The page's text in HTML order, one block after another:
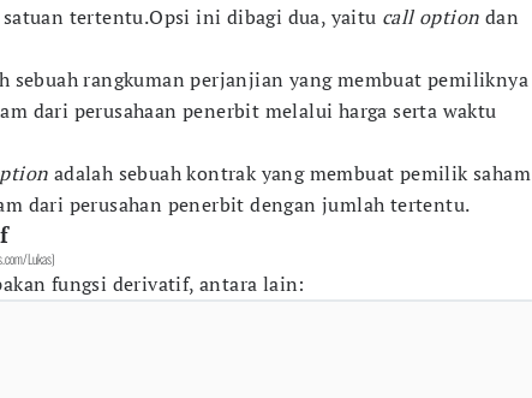
tertentu.Opsi ini dibagi dua, yaitu call option dan
sebuah rangkuman perjanjian yang membuat pemiliknya
dari perusahaan penerbit melalui harga serta waktu
adalah sebuah kontrak yang membuat pemilik saham
dari perusahan penerbit dengan jumlah tertentu.
Lukas)
fungsi derivatif, antara lain: